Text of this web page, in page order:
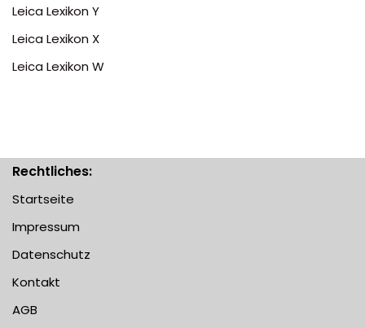
Leica Lexikon Y
Leica Lexikon X
Leica Lexikon W
Rechtliches:
Startseite
Impressum
Datenschutz
Kontakt
AGB